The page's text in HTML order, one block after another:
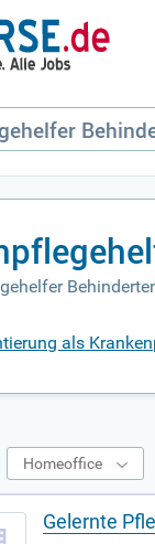
als
Homeoffice
Gelernte